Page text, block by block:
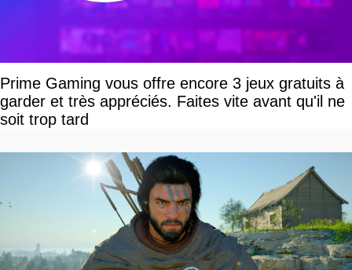
Prime Gaming vous offre encore 3 jeux gratuits à
garder et très appréciés. Faites vite avant qu'il ne
soit trop tard